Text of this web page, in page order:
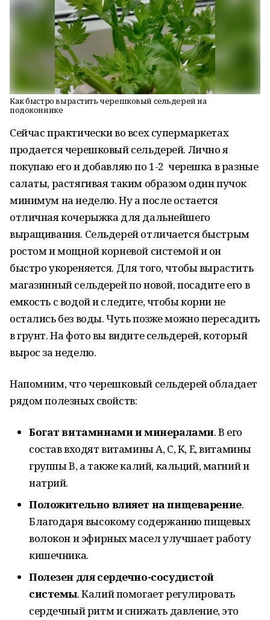
Как быстро вырастить черешковый сельдерей на
подоконнике
Сейчас практически во всех супермаркетах
продается черешковый сельдерей. Лично я
покупаю его и добавляю по 1-2 черешка в разные
салаты, растягивая таким образом один пучок
минимум на неделю. Ну а после остается
отличная кочерыжка для дальнейшего
выращивания. Сельдерей отличается быстрым
ростом и мощной корневой системой и он
быстро укореняется. Для того, чтобы вырастить
магазинный сельдерей по новой, посадите его в
емкость с водой и следите, чтобы корни не
остались без воды. Чуть позже можно пересадить
в грунт. На фото вы видите сельдерей, который
вырос за неделю.
Напомним, что черешковый сельдерей обладает
рядом полезных свойств:
Богат витаминами и минералами. В его
состав входят витамины A, C, K, E, витамины
группы B, а также калий, кальций, магний и
натрий.
Положительно влияет на пищеварение.
Благодаря высокому содержанию пищевых
волокон и эфирных масел улучшает работу
кишечника.
Полезен для сердечно-сосудистой
системы. Калий помогает регулировать
сердечный ритм и снижать давление, это